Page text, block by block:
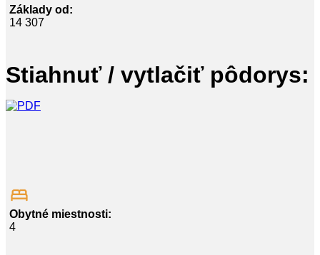
Základy od:
14 307
Stiahnuť / vytlačiť pôdorys:
Obytné miestnosti:
4